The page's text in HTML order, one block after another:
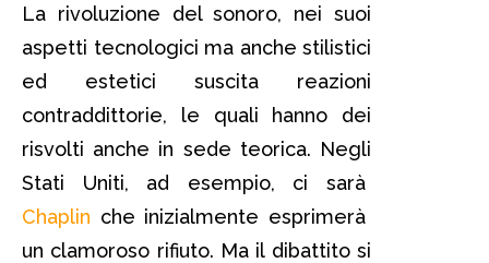
La rivoluzione del sonoro, nei suoi
aspetti tecnologici ma anche stilistici
ed estetici suscita reazioni
contraddittorie, le quali hanno dei
risvolti anche in sede teorica. Negli
Stati Uniti, ad esempio, ci sarà
Chaplin che inizialmente esprimerà
un clamoroso rifiuto. Ma il dibattito si